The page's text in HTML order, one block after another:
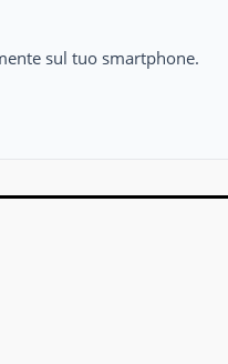
sul tuo smartphone.